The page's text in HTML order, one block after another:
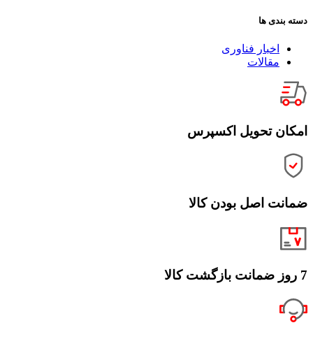
دسته بندی ها
اخبار فناوری
مقالات
امکان تحویل اکسپرس
ضمانت اصل بودن کالا
7 روز ضمانت بازگشت کالا